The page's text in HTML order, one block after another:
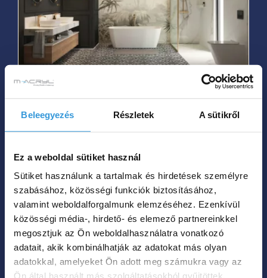
Beleegyezés Részletek A sütikről
Ez a weboldal sütiket használ
Sütiket használunk a tartalmak és hirdetések személyre
szabásához, közösségi funkciók biztosításához,
valamint weboldalforgalmunk elemzéséhez. Ezenkívül
közösségi média-, hirdető- és elemező partnereinkkel
megosztjuk az Ön weboldalhasználatra vonatkozó
adatait, akik kombinálhatják az adatokat más olyan
adatokkal, amelyeket Ön adott meg számukra vagy az
Ön által használt más szolgáltatásokból gyűjtöttek.
Jasmine szabadon álló
műmárvány kád
639 000 – 699 000
000 Ft
699
000 Ft
Hol tudom megvenni?
variációja
van.
A
változatok
termékoldalon
Ennek
terméknek
több